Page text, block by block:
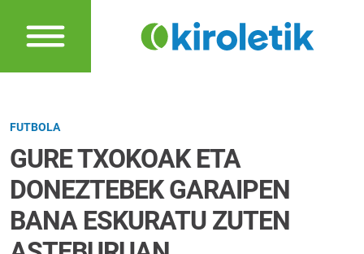
FUTBOLA
GURE TXOKOAK ETA
DONEZTEBEK GARAIPEN
BANA ESKURATU ZUTEN